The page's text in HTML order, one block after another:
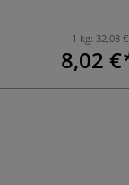
1 kg:32,08 €
8,02 €